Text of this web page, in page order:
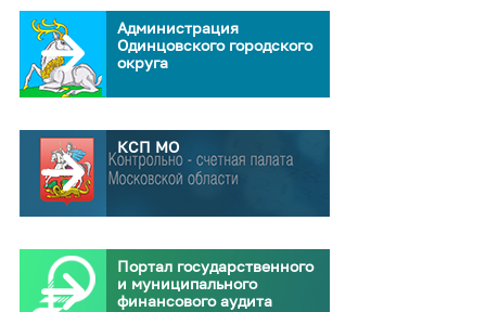
Администрация
Одинцовского городского
округа
КСП МО
Портал государственного
и муниципального
финансового аудита